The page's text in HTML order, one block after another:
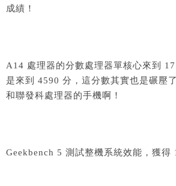
成績！
A14 處理器的分數處理器單核心來到
是來到 4590 分，這分數其實也是碾壓
和聯發科處理器的手機啊！
Geekbench 5 測試整機系統效能，獲得